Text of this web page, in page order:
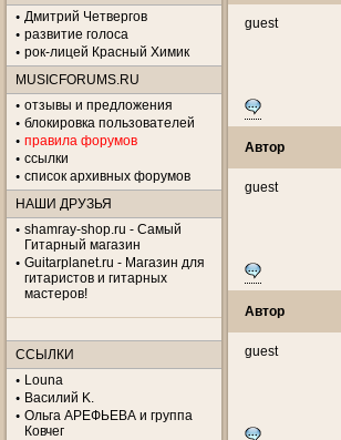
Дмитрий Четвергов
развитие голоса
рок-лицей Красный Химик
MUSICFORUMS.RU
отзывы и предложения
блокировка пользователей
правила форумов
ссылки
список архивных форумов
НАШИ ДРУЗЬЯ
shamray-shop.ru - Самый
Гитарный магазин
Guitarplanet.ru - Магазин для
гитаристов и гитарных
мастеров!
ССЫЛКИ
Louna
Василий K.
Ольга АРЕФЬЕВА и группа
Ковчег
guest
Автор
guest
Автор
guest